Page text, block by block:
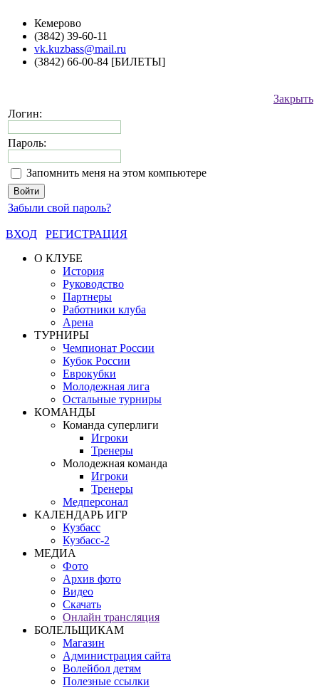
Кемерово
(3842) 39-60-11
vk.kuzbass@mail.ru
(3842) 66-00-84 [БИЛЕТЫ]
Закрыть
Логин:
Пароль:
Запомнить меня на этом компьютере
Забыли свой пароль?
ВХОД
РЕГИСТРАЦИЯ
О КЛУБЕ
История
Руководство
Партнеры
Работники клуба
Арена
ТУРНИРЫ
Чемпионат России
Кубок России
Еврокубки
Молодежная лига
Остальные турниры
КОМАНДЫ
Команда суперлиги
Игроки
Тренеры
Молодежная команда
Игроки
Тренеры
Медперсонал
КАЛЕНДАРЬ ИГР
Кузбасс
Кузбасс-2
МЕДИА
Фото
Архив фото
Видео
Скачать
Онлайн трансляция
БОЛЕЛЬЩИКАМ
Магазин
Администрация сайта
Волейбол детям
Полезные ссылки